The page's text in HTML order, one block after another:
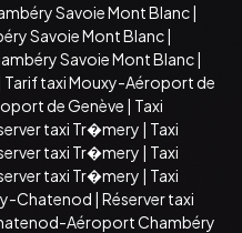
Savoie Mont Blanc|
Savoie Mont Blanc|
Savoie Mont Blanc|
Tarif taxi Mouxy-Aéroport de
de Genève | Taxi
taxi Tr�mery | Taxi
taxi Tr�mery | Taxi
taxi Tr�mery | Taxi
Chatenod | Réserver taxi
Aéroport Chambéry